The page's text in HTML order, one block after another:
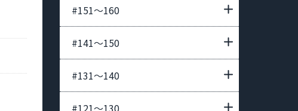
#151〜160
#141〜150
#131〜140
#121〜130